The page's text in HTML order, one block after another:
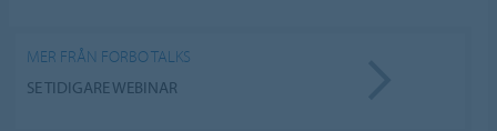
MER FRÅN FORBO TALKS
SE TIDIGARE WEBINAR